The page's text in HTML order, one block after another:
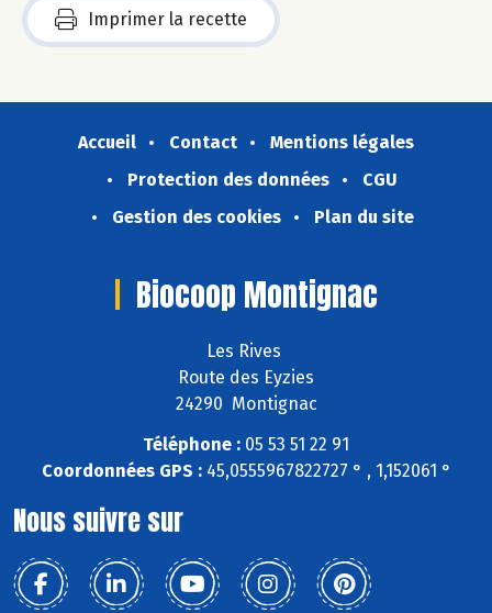
Imprimer la recette
Accueil Contact
Mentions légales
Protection des données
CGU
Gestion des cookies
Plan du site
Biocoop Montignac
Les Rives
Route des Eyzies
24290 Montignac
Téléphone : 05 53 51 22 91
Coordonnées GPS :45,0555967822727 ° , 1,152061 °
Nous suivre sur